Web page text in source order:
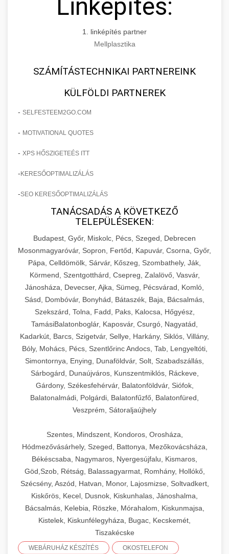
Linképítés:
1. linképítés partner
Mellplasztika
SZÁMÍTÁSTECHNIKAI PARTNEREINK
KÜLFÖLDI PARTNEREK
- SELFESTEEM2GO.COM
- MOTIVATIONAL QUOTES
- XPS HŐSZIGETEÉS ITT
-KERESŐOPTIMALIZÁLÁS
-SEO KERESŐOPTIMALIZÁLÁS
TANÁCSADÁS A KÖVETKEZŐ
TELEPÜLÉSEKEN:
Budapest, Győr, Miskolc, Pécs, Szeged, Debrecen
Mosonmagyaróvár, Sopron, Fertőd, Kapuvár, Csorna, Győr,
Pápa, Celldömölk, Sárvár, Kőszeg, Szombathely, Ják,
Körmend, Szentgotthárd, Csepreg, Zalalövő, Vasvár,
Jánosháza, Devecser, Ajka, Sümeg, Pécsvárad, Komló,
Sásd, Dombóvár, Bonyhád, Bátaszék, Baja, Bácsalmás,
Szekszárd, Tolna, Fadd, Paks, Kalocsa, Hőgyész,
TamásiBalatonboglár, Kaposvár, Csurgó, Nagyatád,
Kadarkút, Barcs, Szigetvár, Sellye, Harkány, Siklós, Villány,
Bóly, Mohács, Pécs, Szentlőrinc Andocs, Tab, Lengyeltóti,
Simontornya, Enying, Dunaföldvár, Solt, Szabadszállás,
Sárbogárd, Dunaújváros, Kunszentmiklós, Ráckeve,
Gárdony, Székesfehérvár, Balatonföldvár, Siófok,
Balatonalmádi, Polgárdi, Balatonfűzfő, Balatonfüred,
Veszprém, Sátoraljaújhely
Szentes, Mindszent, Kondoros, Orosháza,
Hódmezővásárhely, Szeged, Battonya, Mezőkovácsháza,
Békéscsaba, Nagymaros, Nyergesújfalu, Kismaros,
Göd,Szob, Rétság, Balassagyarmat, Romhány, Hollókő,
Szécsény, Aszód, Hatvan, Monor, Lajosmizse, Soltvadkert,
Kiskőrös, Kecel, Dusnok, Kiskunhalas, Jánoshalma,
Bácsalmás, Kelebia, Röszke, Mórahalom, Kiskunmajsa,
Kistelek, Kiskunfélegyháza, Bugac, Kecskemét,
Tiszakécske
WEBÁRUHÁZ KÉSZÍTÉS OKOSTELEFON